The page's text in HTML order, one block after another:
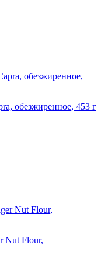
обезжиренное, 453 г
Nut Flour,